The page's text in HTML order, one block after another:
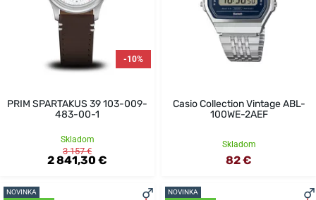
-10%
PRIM SPARTAKUS 39 103-009-
483-00-1
Skladom
3 157 €
2 841,30 €
Casio Collection Vintage ABL-
100WE-2AEF
Skladom
82 €
NOVINKA
NOVINKA